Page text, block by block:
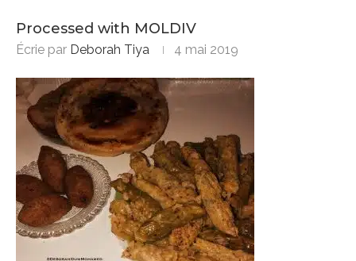
Processed with MOLDIV
Écrie par Deborah Tiya 4 mai 2019